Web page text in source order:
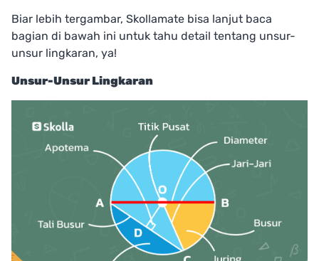
Biar lebih tergambar, Skollamate bisa lanjut baca
bagian di bawah ini untuk tahu detail tentang unsur-
unsur lingkaran, ya!
Unsur-Unsur Lingkaran